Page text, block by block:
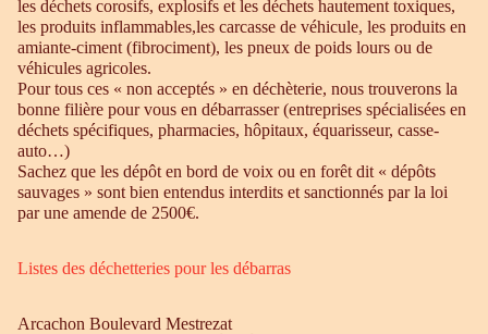
les déchets corosifs, explosifs et les déchets hautement toxiques,
les produits inflammables,les carcasse de véhicule, les produits en
amiante-ciment (fibrociment), les pneux de poids lours ou de
véhicules agricoles.
Pour tous ces « non acceptés » en déchèterie, nous trouverons la
bonne filière pour vous en débarrasser (entreprises spécialisées en
déchets spécifiques, pharmacies, hôpitaux, équarisseur, casse-
auto…)
Sachez que les dépôt en bord de voix ou en forêt dit « dépôts
sauvages » sont bien entendus interdits et sanctionnés par la loi
par une amende de 2500€.
Listes des déchetteries pour les débarras
Arcachon Boulevard Mestrezat